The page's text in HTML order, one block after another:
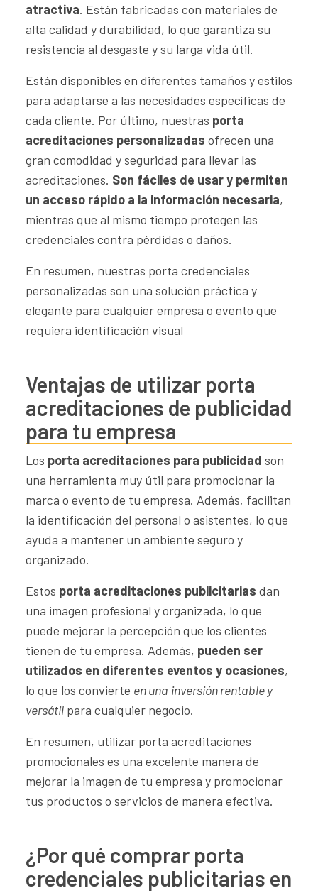
atractiva. Están fabricadas con materiales de
alta calidad y durabilidad, lo que garantiza su
resistencia al desgaste y su larga vida útil.
Están disponibles en diferentes tamaños y estilos
para adaptarse a las necesidades específicas de
cada cliente. Por último, nuestras porta
acreditaciones personalizadas ofrecen una
gran comodidad y seguridad para llevar las
acreditaciones. Son fáciles de usar y permiten
un acceso rápido a la información necesaria,
mientras que al mismo tiempo protegen las
credenciales contra pérdidas o daños.
En resumen, nuestras porta credenciales
personalizadas son una solución práctica y
elegante para cualquier empresa o evento que
requiera identificación visual
Ventajas de utilizar porta
acreditaciones de publicidad
para tu empresa
Los porta acreditaciones para publicidad son
una herramienta muy útil para promocionar la
marca o evento de tu empresa. Además, facilitan
la identificación del personal o asistentes, lo que
ayuda a mantener un ambiente seguro y
organizado.
Estos porta acreditaciones publicitarias dan
una imagen profesional y organizada, lo que
puede mejorar la percepción que los clientes
tienen de tu empresa. Además, pueden ser
utilizados en diferentes eventos y ocasiones,
lo que los convierte en una inversión rentable y
versátil para cualquier negocio.
En resumen, utilizar porta acreditaciones
promocionales es una excelente manera de
mejorar la imagen de tu empresa y promocionar
tus productos o servicios de manera efectiva.
¿Por qué comprar porta
credenciales publicitarias en